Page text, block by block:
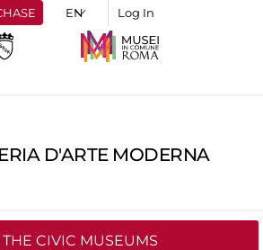
Log In
D'ARTE MODERNA
THE CIVIC MUSEUMS